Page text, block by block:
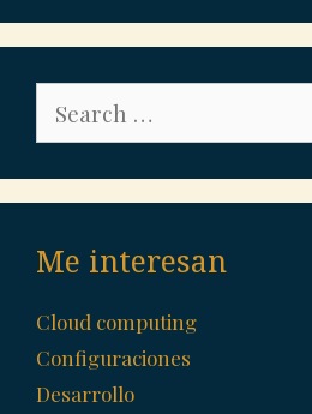
for:
Me interesan
Cloud computing
Configuraciones
Desarrollo